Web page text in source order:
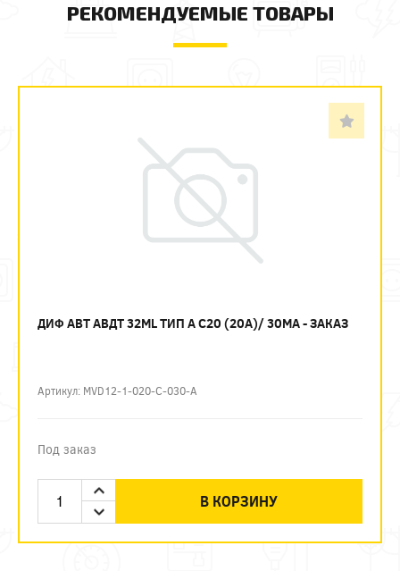
РЕКОМЕНДУЕМЫЕ ТОВАРЫ
ДИФ АВТ АВДТ 32ML ТИП А C20 (20А)/ 30МА - ЗАКАЗ
Артикул: MVD12-1-020-C-030-A
Под заказ
В КОРЗИНУ